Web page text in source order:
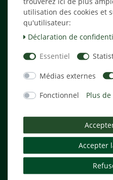
Mon Compte
Registrer
Login
Contact
Termes + Conditions
Imprint
©droits d'auteur
utilisation des cookies et
qu'utilisateur:
Déclaration de
Essentiel
Médias externes
Fonctionnel Plus
Accepter